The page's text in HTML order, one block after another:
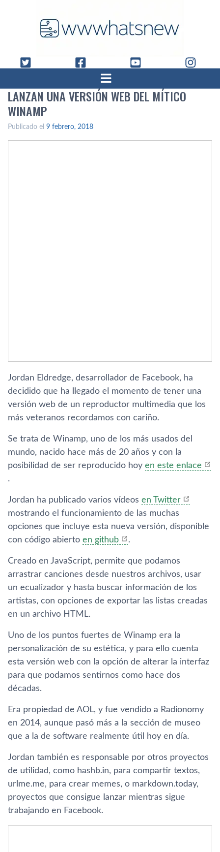
LANZAN UNA VERSIÓN WEB DEL MÍ­TICO
WINAMP
Publicado el 9 febrero, 2018
Jordan Eldredge, desarrollador de Facebook, ha
decidido que ha llegado el momento de tener una
versión web de un reproductor multimedia que los
más veteranos recordamos con cariño.
Se trata de Winamp, uno de los más usados del
mundo, nacido hace más de 20 años y con la
posibilidad de ser reproducido hoy en este enlace
.
Jordan ha publicado varios ví­deos en Twitter
mostrando el funcionamiento de las muchas
opciones que incluye esta nueva versión, disponible
con código abierto en github .
Creado en JavaScript, permite que podamos
arrastrar canciones desde nuestros archivos, usar
un ecualizador y hasta buscar información de los
artistas, con opciones de exportar las listas creadas
en un archivo HTML.
Uno de los puntos fuertes de Winamp era la
personalización de su estética, y para ello cuenta
esta versión web con la opción de alterar la interfaz
para que podamos sentirnos como hace dos
décadas.
Era propiedad de AOL, y fue vendido a Radionomy
en 2014, aunque pasó más a la sección de museo
que a la de software realmente útil hoy en dí­a.
Jordan también es responsable por otros proyectos
de utilidad, como hashb.in, para compartir textos,
urlme.me, para crear memes, o markdown.today,
proyectos que consigue lanzar mientras sigue
trabajando en Facebook.